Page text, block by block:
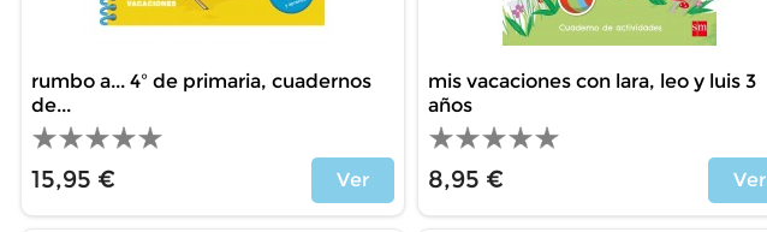
rumbo a... 4º de primaria, cuadernos
de...
15,95 € Ver
mis vacaciones con lara, leo y luis 3
años
8,95 € Ver